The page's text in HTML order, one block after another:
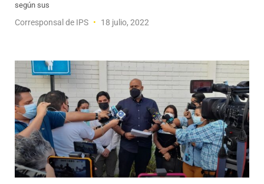
según sus
Corresponsal de IPS 18 julio, 2022